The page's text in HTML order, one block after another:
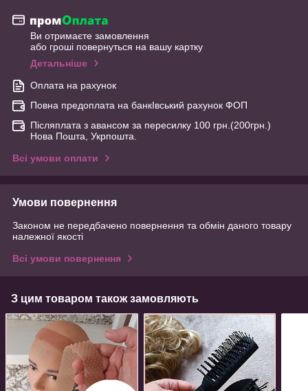
Ви отримаєте замовлення
або гроші повернуться на вашу картку
Детальніше
Оплата на рахунок
Повна предоплата на банкІвський рахунок ФОП
Післяплата з авансом за пересилку 100 грн.(200грн.)
Нова Пошта, Укрпошта.
Всі умови оплати
Умови повернення
Законом не передбачено повернення та обмін даного товару
належної якості
Всі умови повернення
З цим товаром також замовляють